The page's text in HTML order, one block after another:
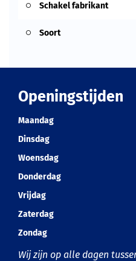
Schakel fabrikant
Soort
Openingstijden
Maandag
Dinsdag
Woensdag
Donderdag
Vrijdag
Zaterdag
Zondag
Wij zijn op alle dagen